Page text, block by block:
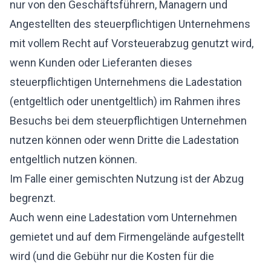
nur von den Geschäftsführern, Managern und
Angestellten des steuerpflichtigen Unternehmens
mit vollem Recht auf Vorsteuerabzug genutzt wird,
wenn Kunden oder Lieferanten dieses
steuerpflichtigen Unternehmens die Ladestation
(entgeltlich oder unentgeltlich) im Rahmen ihres
Besuchs bei dem steuerpflichtigen Unternehmen
nutzen können oder wenn Dritte die Ladestation
entgeltlich nutzen können.
Im Falle einer gemischten Nutzung ist der Abzug
begrenzt.
Auch wenn eine Ladestation vom Unternehmen
gemietet und auf dem Firmengelände aufgestellt
wird (und die Gebühr nur die Kosten für die